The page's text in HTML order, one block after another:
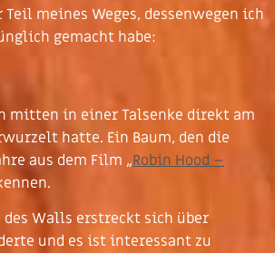
Teil meines Weges, dessenwegen ich
gemacht habe:
mitten in einer Talsenke direkt am
hatte. Ein Baum, den die
aus dem Film „Robin Hood –
des Walls erstreckt sich über
und es ist interessant zu